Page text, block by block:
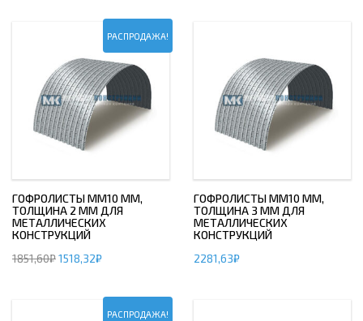
РАСПРОДАЖА!
ГОФРОЛИСТЫ ММ10 ММ,
ТОЛЩИНА 2 ММ ДЛЯ
МЕТАЛЛИЧЕСКИХ
КОНСТРУКЦИЙ
1851,60₽1518,32₽
ГОФРОЛИСТЫ ММ10 ММ,
ТОЛЩИНА 3 ММ ДЛЯ
МЕТАЛЛИЧЕСКИХ
КОНСТРУКЦИЙ
2281,63₽
РАСПРОДАЖА!